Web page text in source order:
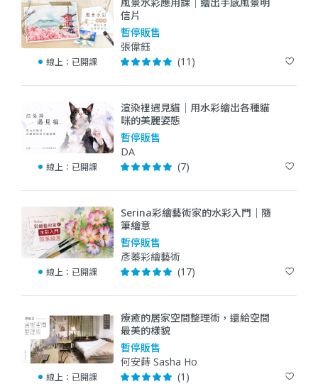
線上： 已開課
信片
暫停販售
張偉鈺
(11)
線上： 已開課
渲染裡遇見貓｜用水彩繪出各種貓
咪的美麗姿態
暫停販售
DA
(7)
線上： 已開課
Serina彩繪藝術家的水彩入門｜隨
筆繪意
暫停販售
彥蓁彩繪藝術
(17)
線上： 已開課
療癒的居家空間整理術，還給空間
最美的樣貌
暫停販售
何安蒔 Sasha Ho
(1)